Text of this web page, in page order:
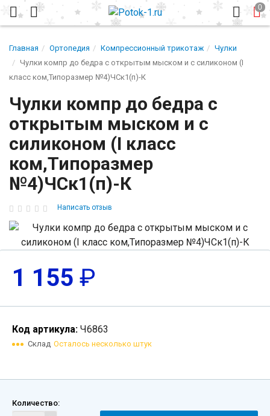
Главная Ортопедия Компрессионный трикотаж
Чулки
Чулки компр до бедра с открытым мыском и с силиконом (I
класс ком,Типоразмер №4)ЧСк1(п)-К
Чулки компр до бедра с
открытым мыском и с
силиконом (I класс
ком,Типоразмер
№4)ЧСк1(п)-К
Написать отзыв
1 155 ₽
Код артикула: Ч6863
Склад Осталось несколько штук
Количество: